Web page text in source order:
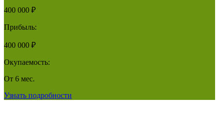
400 000 ₽
Прибыль:
400 000 ₽
Окупаемость:
От 6 мес.
Узнать подробности